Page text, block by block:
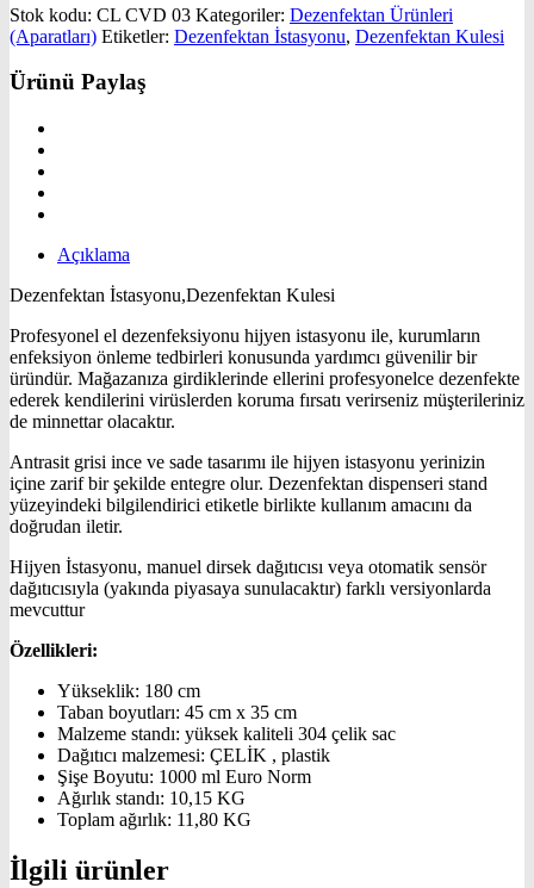
Stok kodu: CL CVD 03 Kategoriler: Dezenfektan Ürünleri
(Aparatları) Etiketler: Dezenfektan İstasyonu, Dezenfektan Kulesi
Ürünü Paylaş
Açıklama
Dezenfektan İstasyonu,Dezenfektan Kulesi
Profesyonel el dezenfeksiyonu hijyen istasyonu ile, kurumların
enfeksiyon önleme tedbirleri konusunda yardımcı güvenilir bir
üründür. Mağazanıza girdiklerinde ellerini profesyonelce dezenfekte
ederek kendilerini virüslerden koruma fırsatı verirseniz müşterileriniz
de minnettar olacaktır.
Antrasit grisi ince ve sade tasarımı ile hijyen istasyonu yerinizin
içine zarif bir şekilde entegre olur. Dezenfektan dispenseri stand
yüzeyindeki bilgilendirici etiketle birlikte kullanım amacını da
doğrudan iletir.
Hijyen İstasyonu, manuel dirsek dağıtıcısı veya otomatik sensör
dağıtıcısıyla (yakında piyasaya sunulacaktır) farklı versiyonlarda
mevcuttur
Özellikleri:
Yükseklik: 180 cm
Taban boyutları: 45 cm x 35 cm
Malzeme standı: yüksek kaliteli 304 çelik sac
Dağıtıcı malzemesi: ÇELİK , plastik
Şişe Boyutu: 1000 ml Euro Norm
Ağırlık standı: 10,15 KG
Toplam ağırlık: 11,80 KG
İlgili ürünler